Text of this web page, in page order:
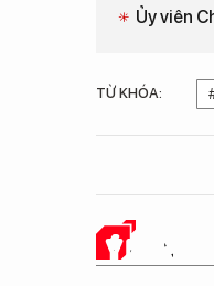
Ủy viên
TỪ KHÓA:
Ý KIẾN